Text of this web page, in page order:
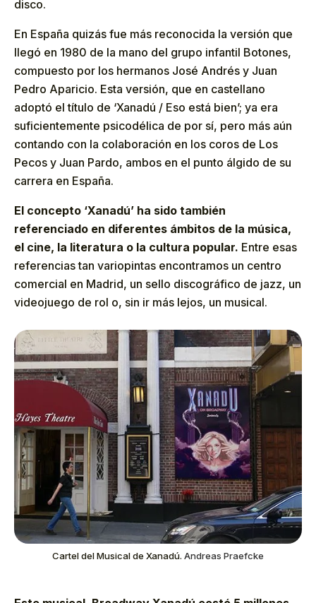
disco.
En España quizás fue más reconocida la versión que
llegó en 1980 de la mano del grupo infantil Botones,
compuesto por los hermanos José Andrés y Juan
Pedro Aparicio. Esta versión, que en castellano
adoptó el título de ‘Xanadú / Eso está bien’; ya era
suficientemente psicodélica de por sí, pero más aún
contando con la colaboración en los coros de Los
Pecos y Juan Pardo, ambos en el punto álgido de su
carrera en España.
El concepto ‘Xanadú’ ha sido también
referenciado en diferentes ámbitos de la música,
el cine, la literatura o la cultura popular. Entre esas
referencias tan variopintas encontramos un centro
comercial en Madrid, un sello discográfico de jazz, un
videojuego de rol o, sin ir más lejos, un musical.
Cartel del Musical de Xanadú. Andreas Praefcke